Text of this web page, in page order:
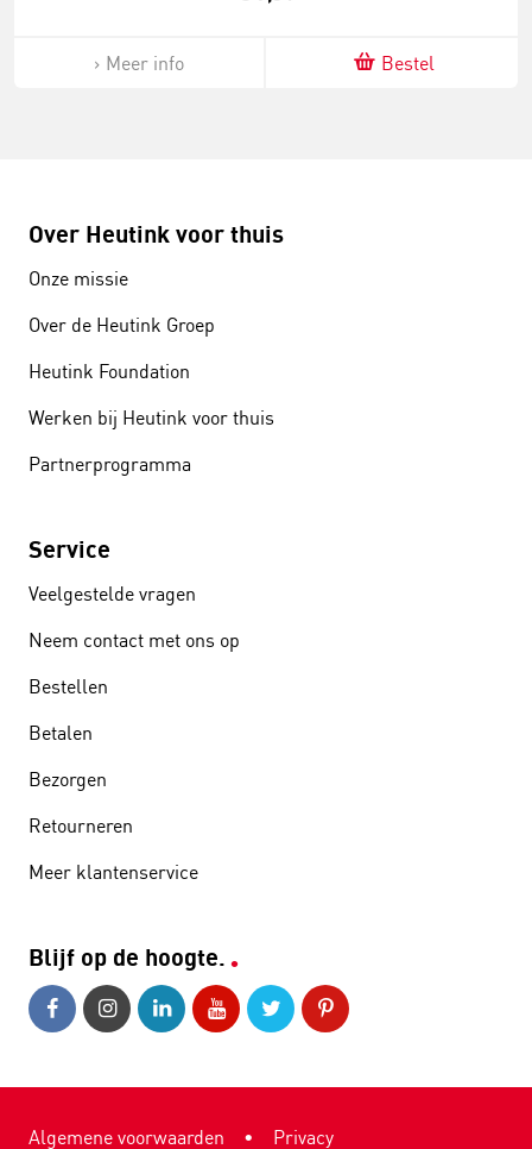
Meer info Bestel
Over Heutink voor thuis
Onze missie
Over de Heutink Groep
Heutink Foundation
Werken bij Heutink voor thuis
Partnerprogramma
Service
Veelgestelde vragen
Neem contact met ons op
Bestellen
Betalen
Bezorgen
Retourneren
Meer klantenservice
Blijf op de hoogte.
Algemene voorwaarden • Privacy